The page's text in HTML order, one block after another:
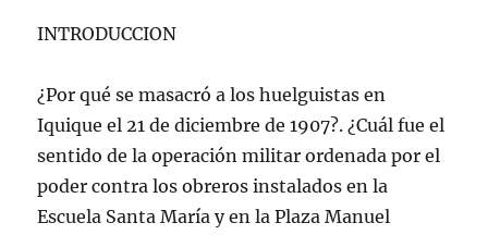
INTRODUCCION
¿Por qué se masacró a los huelguistas en
Iquique el 21 de diciembre de 1907?. ¿Cuál fue el
sentido de la operación militar ordenada por el
poder contra los obreros instalados en la
Escuela Santa María y en la Plaza Manuel